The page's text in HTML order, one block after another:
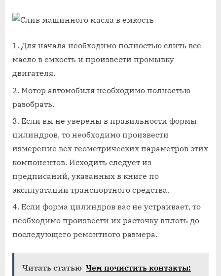
Для начала необходимо полностью слить все
масло в емкость и произвести промывку
двигателя.
Мотор автомобиля необходимо полностью
разобрать.
Если вы не уверены в правильности формы
цилиндров, то необходимо произвести
измерение вех геометрических параметров этих
компонентов. Исходить следует из
предписаний, указанных в книге по
эксплуатации транспортного средства.
Если форма цилиндров вас не устраивает, то
необходимо произвести их расточку вплоть до
последующего ремонтного размера.
Читать статью Чем почистить контакты: